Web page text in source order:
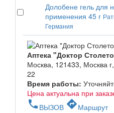
Долобене гель для
применения 45 г
Германия
Аптека "Доктор
Москва, 121433, Москва
22
Время работы:
Цена актуальна при
phone ВЫЗОВ directionsМаршрут